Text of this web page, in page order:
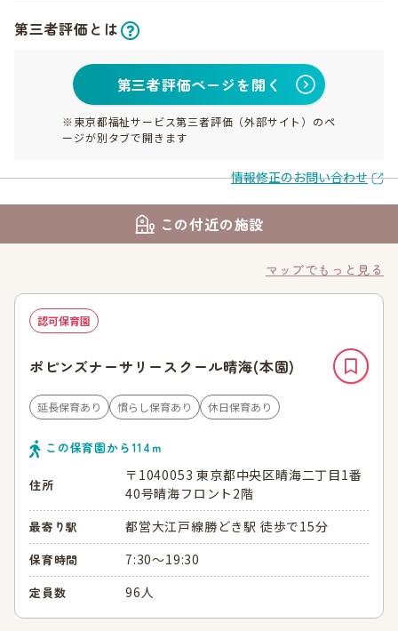
第三者評価とは
第三者評価ページを開く
※東京都福祉サービス第三者評価（外部サイト）のペ
ージが別タブで開きます
情報修正のお問い合わせ
この付近の施設
マップでもっと見る
認可保育園
ポピンズナーサリースクール晴海(本園)
延長保育あり 慣らし保育あり 休日保育あり
この保育園から114 ｍ
住所
〒1040053 東京都中央区晴海二丁目1番
40号晴海フロント2階
最寄り駅 都営大江戸線勝どき駅 徒歩で15分
保育時間 7:30～19:30
定員数 96人